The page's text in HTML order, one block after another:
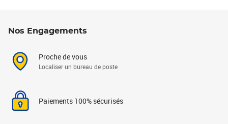
Nos Engagements
Proche de vous
Localiser un bureau de poste
Paiements 100% sécurisés